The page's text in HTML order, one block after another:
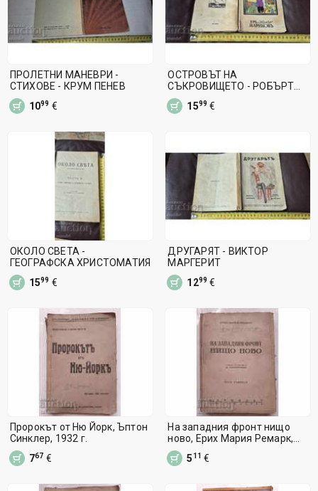
ПРОЛЕТНИ МАНЕВРИ -
СТИХОВЕ - КРУМ ПЕНЕВ
1099 €
ОСТРОВЪТ НА
СЪКРОВИЩЕТО - РОБЪРТ
СТИВЪНСЪН
1599 €
ОКОЛО СВЕТА -
ГЕОГРАФСКА ХРИСТОМАТИЯ
1599 €
ДРУГАРЯТ - ВИКТОР
МАРГЕРИТ
1299 €
Пророкът от Ню Йорк, Ъптон
Синклер, 1932 г.
767 €
На западния фронт нищо
ново, Ерих Мария Ремарк,
1945 г.
5 11 €